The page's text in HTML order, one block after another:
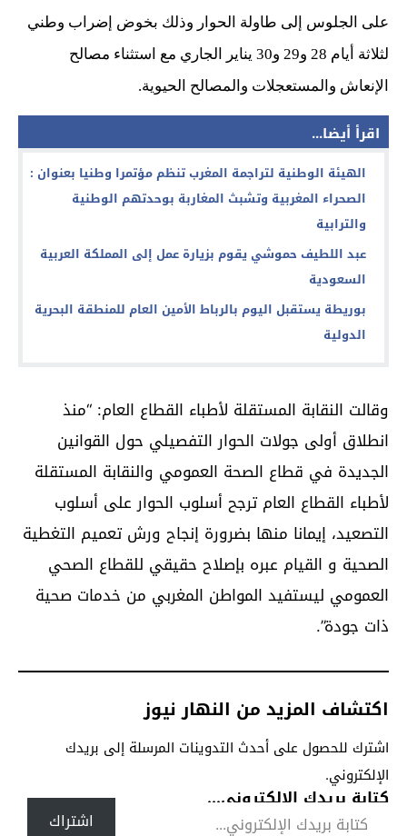
على الجلوس إلى طاولة الحوار وذلك بخوض إضراب وطني
لثلاثة أيام 28 و29 و30 يناير الجاري مع استثناء مصالح
الإنعاش والمستعجلات والمصالح الحيوية.
اقرأ أيضا...
الهيئة الوطنية لتراجمة المغرب تنظم مؤتمرا وطنيا بعنوان :
الصحراء المغربية وتشبث المغاربة بوحدتهم الوطنية
والترابية
عبد اللطيف حموشي يقوم بزيارة عمل إلى المملكة العربية
السعودية
بوريطة يستقبل اليوم بالرباط الأمين العام للمنطقة البحرية
الدولية
وقالت النقابة المستقلة لأطباء القطاع العام: “منذ
انطلاق أولى جولات الحوار التفصيلي حول القوانين
الجديدة في قطاع الصحة العمومي والنقابة المستقلة
لأطباء القطاع العام ترجح أسلوب الحوار على أسلوب
التصعيد، إيمانا منها بضرورة إنجاح ورش تعميم التغطية
الصحية و القيام عبره بإصلاح حقيقي للقطاع الصحي
العمومي ليستفيد المواطن المغربي من خدمات صحية
ذات جودة”.
اكتشاف المزيد من النهار نيوز
اشترك للحصول على أحدث التدوينات المرسلة إلى بريدك
الإلكتروني.
كتابة بريدك الإلكتروني...
اشتراك